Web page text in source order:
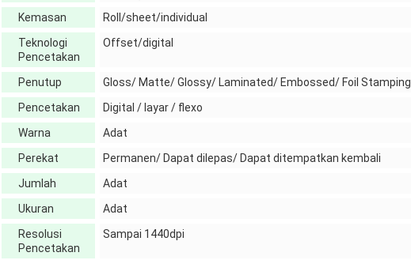
Kemasan
Roll/sheet/individual
Teknologi
Pencetakan
Offset/digital
Penutup
Gloss/ Matte/ Glossy/ Laminated/ Embossed/ Foil Stamping
Pencetakan
Digital / layar / flexo
Warna
Adat
Perekat
Permanen/ Dapat dilepas/ Dapat ditempatkan kembali
Jumlah
Adat
Ukuran
Adat
Resolusi
Pencetakan
Sampai 1440dpi